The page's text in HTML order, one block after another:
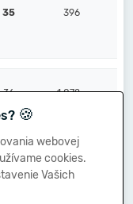
35 396
36 1 072
37
🍪
webovej
cookies.
Vašich